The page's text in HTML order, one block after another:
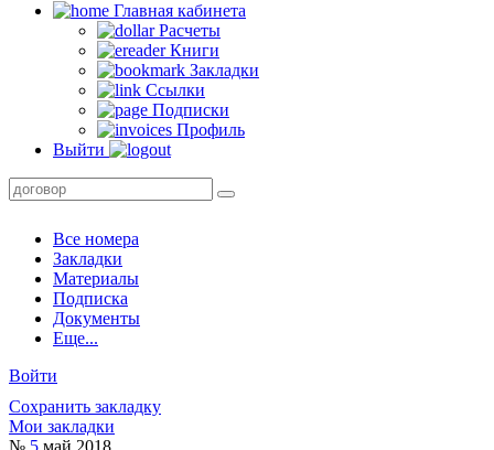
Главная кабинета
Расчеты
Книги
Закладки
Ссылки
Подписки
Профиль
Выйти
Все номера
Закладки
Материалы
Подписка
Документы
Еще...
Войти
Сохранить закладку
Мои закладки
№ 5 май 2018